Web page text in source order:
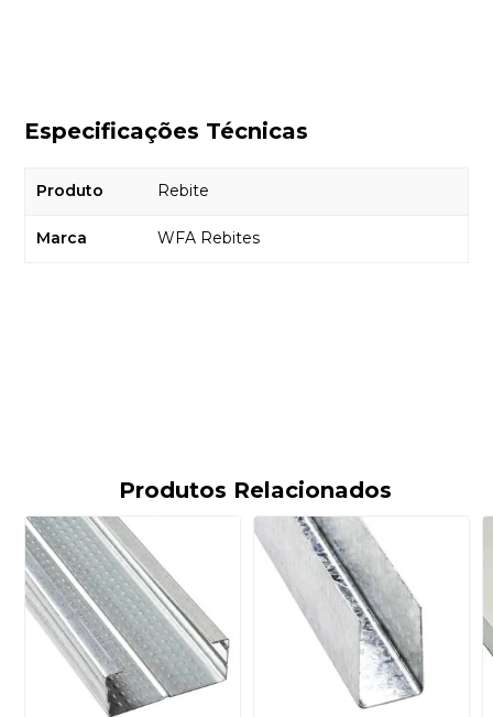
Especificações Técnicas
Produto Rebite
Marca WFA Rebites
Produtos Relacionados